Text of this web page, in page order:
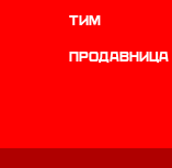
ТИМ
продавница